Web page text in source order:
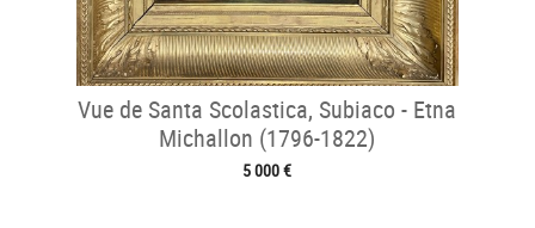
Vue de Santa Scolastica, Subiaco - Etna
Michallon (1796-1822)
5 000 €